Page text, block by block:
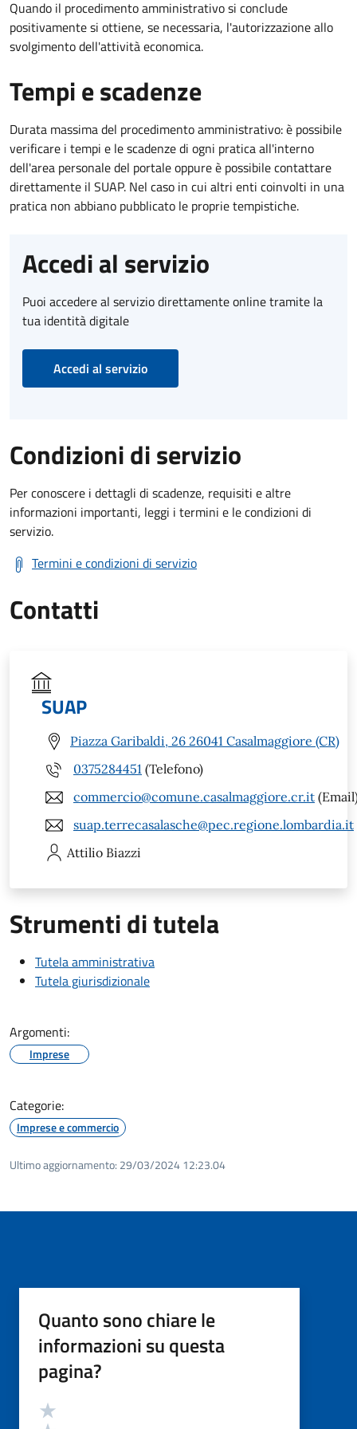
Quando il procedimento amministrativo si conclude
positivamente si ottiene, se necessaria, l'autorizzazione allo
svolgimento dell'attività economica.
Tempi e scadenze
Durata massima del procedimento amministrativo: è possibile
verificare i tempi e le scadenze di ogni pratica all'interno
dell'area personale del portale oppure è possibile contattare
direttamente il SUAP. Nel caso in cui altri enti coinvolti in una
pratica non abbiano pubblicato le proprie tempistiche.
Accedi al servizio
Puoi accedere al servizio direttamente online tramite la
tua identità digitale
Accedi al servizio
Condizioni di servizio
Per conoscere i dettagli di scadenze, requisiti e altre
informazioni importanti, leggi i termini e le condizioni di
servizio.
Termini e condizioni di servizio
Contatti
SUAP
Piazza Garibaldi, 26 26041 Casalmaggiore (CR)
0375284451 (Telefono)
commercio@comune.casalmaggiore.cr.it
suap.terrecasalasche@pec.regione.lombardia.it
Attilio Biazzi
Strumenti di tutela
Tutela amministrativa
Tutela giurisdizionale
Argomenti:
Imprese
Categorie:
Imprese e commercio
Ultimo aggiornamento: 29/03/2024 12:23.04
Quanto sono chiare le
informazioni su questa
pagina?
Valutazione